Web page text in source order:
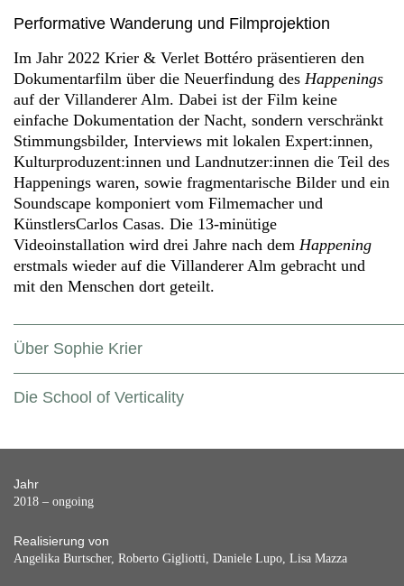
Performative Wanderung und Filmprojektion
Im Jahr 2022 Krier & Verlet Bottéro präsentieren den
Dokumentarfilm über die Neuerfindung des Happenings
auf der Villanderer Alm. Dabei ist der Film keine
einfache Dokumentation der Nacht, sondern verschränkt
Stimmungsbilder, Interviews mit lokalen Expert:innen,
Kulturproduzent:innen und Landnutzer:innen die Teil des
Happenings waren, sowie fragmentarische Bilder und ein
Soundscape komponiert vom Filmemacher und
KünstlersCarlos Casas. Die 13-minütige
Videoinstallation wird drei Jahre nach dem Happening
erstmals wieder auf die Villanderer Alm gebracht und
mit den Menschen dort geteilt.
Über Sophie Krier
Die School of Verticality
Jahr
2018 – ongoing
Realisierung von
Angelika Burtscher, Roberto Gigliotti, Daniele Lupo, Lisa Mazza